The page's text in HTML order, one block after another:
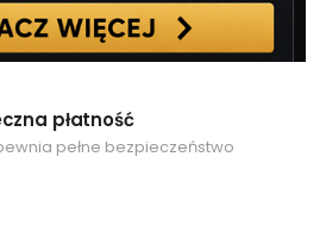
płatność
pełne bezpieczeństwo